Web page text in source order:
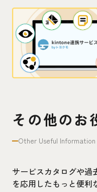
その他のお
Other Useful Information
サービスカタログや過
を応用したもっと便利